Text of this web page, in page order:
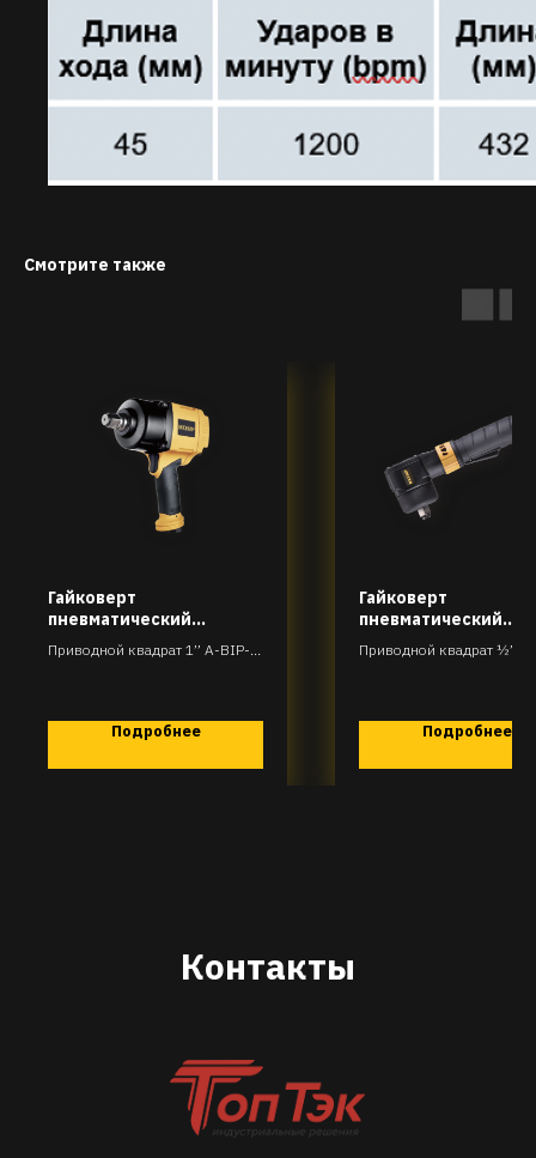
Смотрите также
Гайковерт
пневматический
ударный
Приводной квадрат 1’’ A-BIP-
Подробнее
Гайковерт
пневматический
угловой ударный
Приводной квадрат ½”.
Подробнее
Контакты